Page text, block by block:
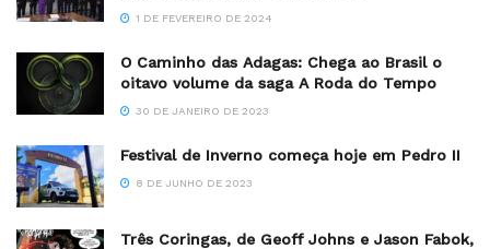
1 DE FEVEREIRO DE 2024
O Caminho das Adagas: Chega ao Brasil o
oitavo volume da saga A Roda do Tempo
30 DE JANEIRO DE 2023
Festival de Inverno começa hoje em Pedro II
8 DE JUNHO DE 2023
Três Coringas, de Geoff Johns e Jason Fabok,